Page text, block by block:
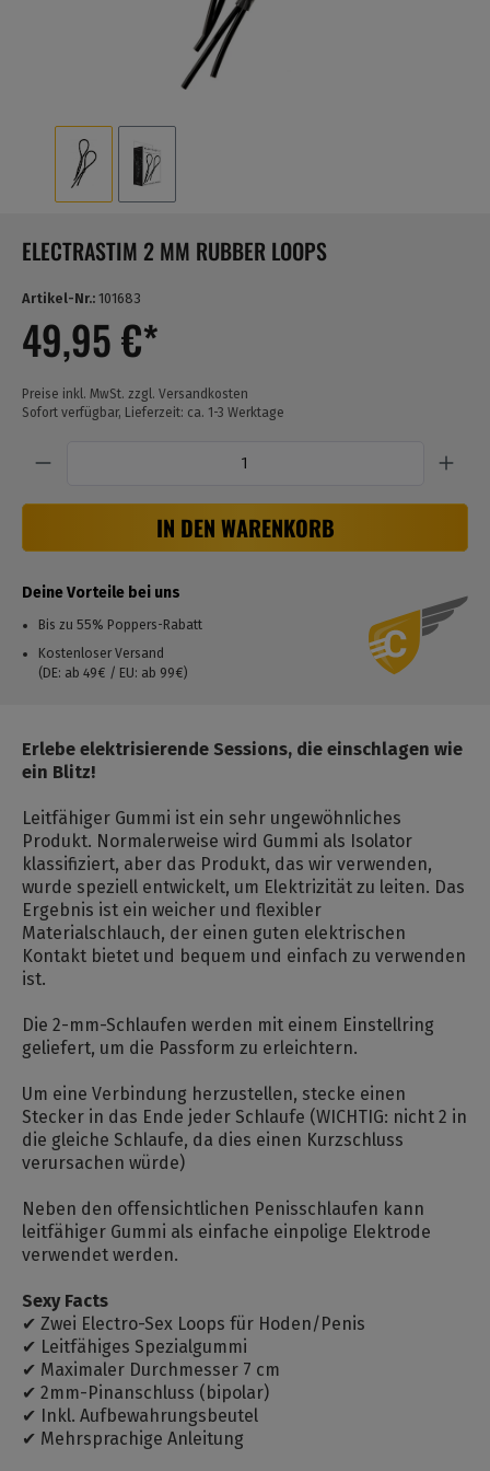
ELECTRASTIM 2 MM RUBBER LOOPS
Artikel-Nr.: 101683
49,95 €*
Preise inkl. MwSt. zzgl. Versandkosten
Sofort verfügbar, Lieferzeit: ca. 1-3 Werktage
IN DEN WARENKORB
Deine Vorteile bei uns
Bis zu 55% Poppers-Rabatt
Kostenloser Versand
(DE: ab 49€ / EU: ab 99€)
Erlebe elektrisierende Sessions, die einschlagen wie
ein Blitz!
Leitfähiger Gummi ist ein sehr ungewöhnliches
Produkt. Normalerweise wird Gummi als Isolator
klassifiziert, aber das Produkt, das wir verwenden,
wurde speziell entwickelt, um Elektrizität zu leiten. Das
Ergebnis ist ein weicher und flexibler
Materialschlauch, der einen guten elektrischen
Kontakt bietet und bequem und einfach zu verwenden
ist.
Die 2-mm-Schlaufen werden mit einem Einstellring
geliefert, um die Passform zu erleichtern.
Um eine Verbindung herzustellen, stecke einen
Stecker in das Ende jeder Schlaufe (WICHTIG: nicht 2 in
die gleiche Schlaufe, da dies einen Kurzschluss
verursachen würde)
Neben den offensichtlichen Penisschlaufen kann
leitfähiger Gummi als einfache einpolige Elektrode
verwendet werden.
Sexy Facts
✔ Zwei Electro-Sex Loops für Hoden/Penis
✔ Leitfähiges Spezialgummi
✔ Maximaler Durchmesser 7 cm
✔ 2mm-Pinanschluss (bipolar)
✔ Inkl. Aufbewahrungsbeutel
✔ Mehrsprachige Anleitung